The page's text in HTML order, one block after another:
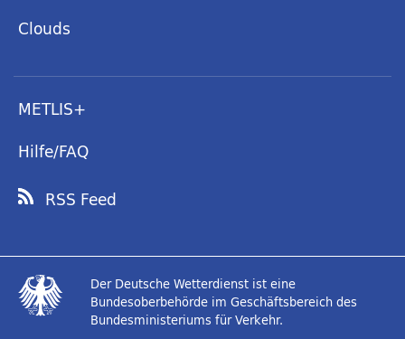
Clouds
METLIS+
Hilfe/FAQ
RSS Feed
Der Deutsche Wetterdienst ist eine
Bundesoberbehörde im Geschäftsbereich des
Bundesministeriums für Verkehr.